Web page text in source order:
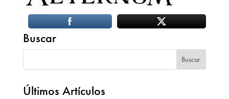
Buscar
Últimos Artículos